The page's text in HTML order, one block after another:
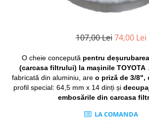
Dulapuri pentru scule
Echipamente De Sudura
Aparate taiere cu plasma
Autogen
Invertoare Sudura
107,00 Lei 74,00 Lei
O cheie concepută pentru
(carcasa filtrului) la mașinile TOYOTA
fabricată din aluminiu, are o priză de 3/8",
profil special: 64,5 mm x 14 dinți și
embosările din carcasa
LA COMANDA